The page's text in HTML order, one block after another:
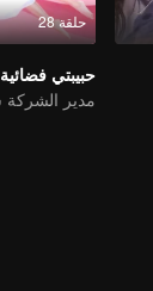
حلقة 28
حبيبتي فضائية